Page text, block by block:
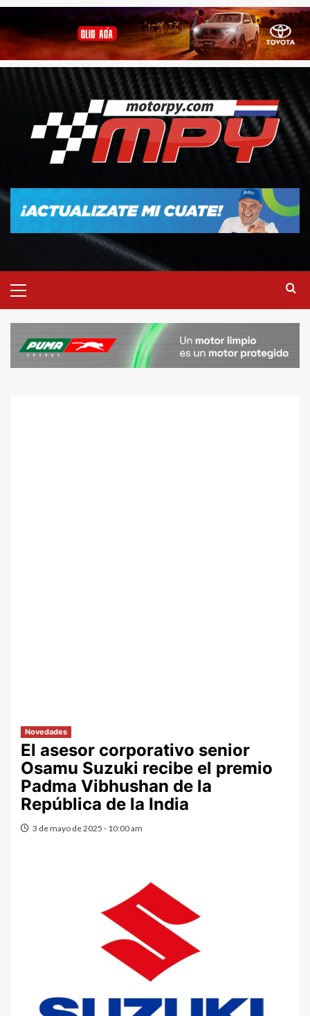
Novedades
El asesor corporativo senior
Osamu Suzuki recibe el premio
Padma Vibhushan de la
República de la India
3 de mayo de 2025 - 10:00 am